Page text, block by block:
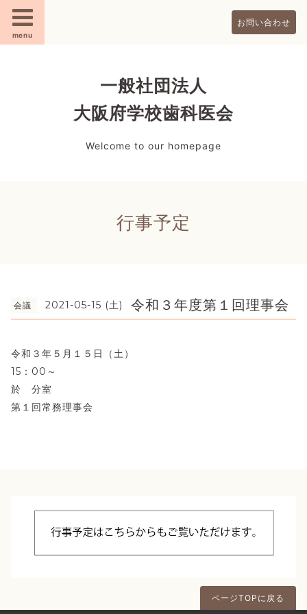
menu
お問い合わせ
一般社団法人
大阪府学校歯科医会
Welcome to our homepage
行事予定
会議 2021-05-15 (土) 令和３年度第１回理事会
令和３年５月１５日（土）
15：00～
於 分室
第１回常務理事会
ページTOPに戻る